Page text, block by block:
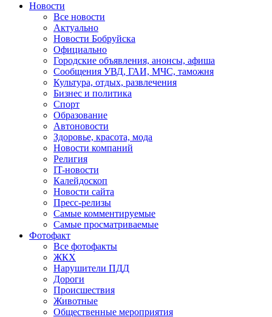
Новости
Все новости
Актуально
Новости Бобруйска
Официально
Городские объявления, анонсы, афиша
Сообщения УВД, ГАИ, МЧС, таможня
Культура, отдых, развлечения
Бизнес и политика
Спорт
Образование
Автоновости
Здоровье, красота, мода
Новости компаний
Религия
IT-новости
Калейдоскоп
Новости сайта
Пресс-релизы
Самые комментируемые
Самые просматриваемые
Фотофакт
Все фотофакты
ЖКХ
Нарушители ПДД
Дороги
Происшествия
Животные
Общественные мероприятия